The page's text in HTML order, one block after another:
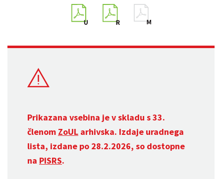
Prikazana vsebina je v skladu s 33.
členom ZoUL arhivska. Izdaje uradnega
lista, izdane po 28.2.2026, so dostopne
na PISRS.